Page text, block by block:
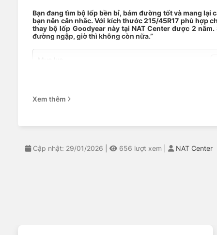
Bạn đang tìm bộ lốp bền bỉ, bám đường tốt và mang
bạn nên cân nhắc. Với kích thước 215/45R17 phù hợp
thay bộ lốp Goodyear này tại NAT Center được 2
đường ngập, giờ thì không còn nữa.”
Đối tượng sử dụng phù hợp
Hỏi đáp thường gặp về lốp Goodyear 215/45R17
NAT Center – Địa chỉ thay lốp xe uy tín
Công nghệ HydroGrip – Đường ướt không
Bạn có biết 70% tai nạn giao thông trong mùa mưa
Xem thêm
Cập nhật: 29/01/2026 656 lượt xem NAT Center